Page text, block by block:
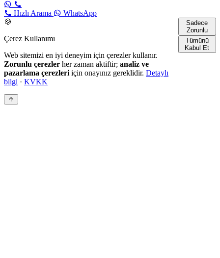
Hızlı Arama
WhatsApp
🍪
Çerez Kullanımı
Web sitemizi en iyi deneyim için çerezler kullanır.
Zorunlu çerezler her zaman aktiftir; analiz ve
pazarlama çerezleri için onayınız gereklidir. Detaylı
bilgi · KVKK
Sadece
Zorunlu
Tümünü
Kabul Et